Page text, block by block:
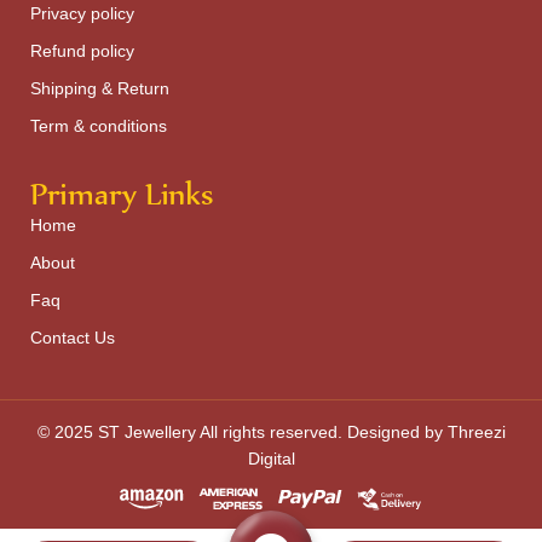
Privacy policy
Refund policy
Shipping & Return
Term & conditions
Primary Links
Home
About
Faq
Contact Us
© 2025 ST Jewellery All rights reserved. Designed by Threezi
Digital